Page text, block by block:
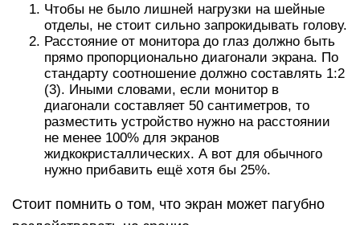
Чтобы не было лишней нагрузки на шейные
отделы, не стоит сильно запрокидывать голову.
Расстояние от монитора до глаз должно быть
прямо пропорционально диагонали экрана. По
стандарту соотношение должно составлять 1:2
(3). Иными словами, если монитор в
диагонали составляет 50 сантиметров, то
разместить устройство нужно на расстоянии
не менее 100% для экранов
жидкокристаллических. А вот для обычного
нужно прибавить ещё хотя бы 25%.
Стоит помнить о том, что экран может пагубно